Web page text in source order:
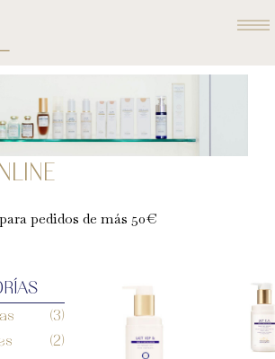
pedidos de más 50€
(3)
(2)